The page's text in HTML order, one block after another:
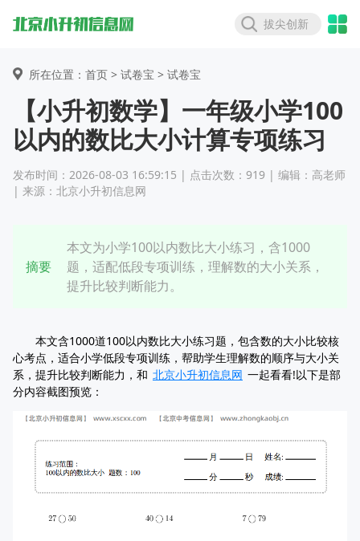
拔尖创新
所在位置：首页 > 试卷宝 > 试卷宝
【小升初数学】一年级小学100
以内的数比大小计算专项练习
发布时间：2026-08-03 16:59:15 | 点击次数：919 | 编辑：高老师
| 来源：北京小升初信息网
摘要
本文为小学100以内数比大小练习，含1000
题，适配低段专项训练，理解数的大小关系，
提升比较判断能力。
本文含1000道100以内数比大小练习题，包含数的大小比较核
心考点，适合小学低段专项训练，帮助学生理解数的顺序与大小关
系，提升比较判断能力，和 北京小升初信息网 一起看看!以下是部
分内容截图预览：